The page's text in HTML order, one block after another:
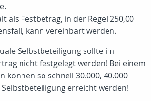
als Festbetrag, in der Regel 250,00
kann vereinbart werden.
Selbstbeteiligung sollte im
nicht festgelegt werden! Bei einem
können so schnell 30.000, 40.000
Selbstbeteiligung erreicht werden!